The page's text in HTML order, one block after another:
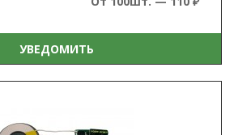
УВЕДОМИТЬ